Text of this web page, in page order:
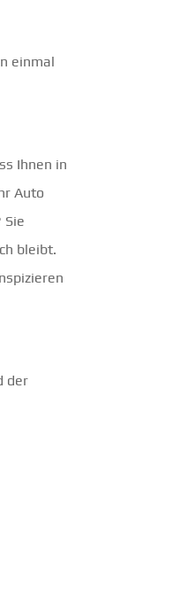
einmal
Ihnen in
Auto
Sie
bleibt.
der